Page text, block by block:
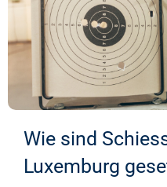
Wie sind
Luxemburg